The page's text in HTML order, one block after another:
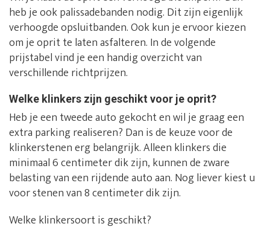
heb je ook palissadebanden nodig. Dit zijn eigenlijk
verhoogde opsluitbanden. Ook kun je ervoor kiezen
om je oprit te laten asfalteren. In de volgende
prijstabel vind je een handig overzicht van
verschillende richtprijzen.
Welke klinkers zijn geschikt voor je oprit?
Heb je een tweede auto gekocht en wil je graag een
extra parking realiseren? Dan is de keuze voor de
klinkerstenen erg belangrijk. Alleen klinkers die
minimaal 6 centimeter dik zijn, kunnen de zware
belasting van een rijdende auto aan. Nog liever kiest u
voor stenen van 8 centimeter dik zijn.
Welke klinkersoort is geschikt?